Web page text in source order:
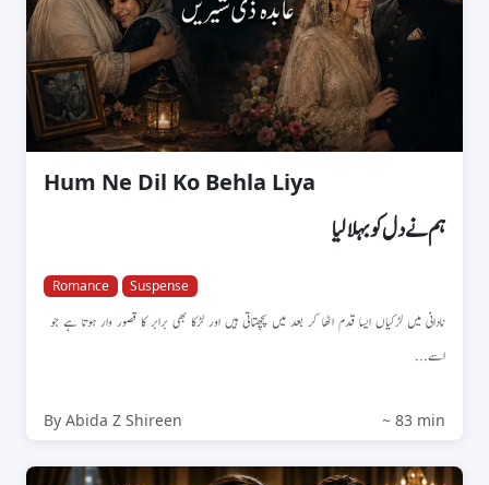
Hum Ne Dil Ko Behla Liya
ہم نے دل کو بہلا لیا
Romance Suspense
نادانی میں لڑکیاں ایسا قدم اٹھا کر بعد میں پچھتاتی ہیں اور لڑکا بھی برابر کا قصور وار ہوتا ہے جو
اسے...
By Abida Z Shireen ~ 83 min